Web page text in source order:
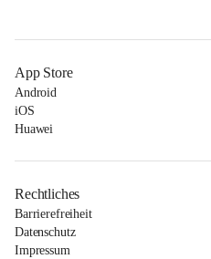
App Store
Android
iOS
Huawei
Rechtliches
Barrierefreiheit
Datenschutz
Impressum